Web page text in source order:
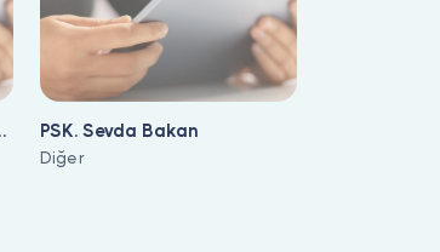
PSK. Sevda Bakan
Diğer